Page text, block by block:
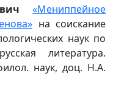
«Мениппейное
на соискание
наук по
литература.
наук, доц. Н.А.